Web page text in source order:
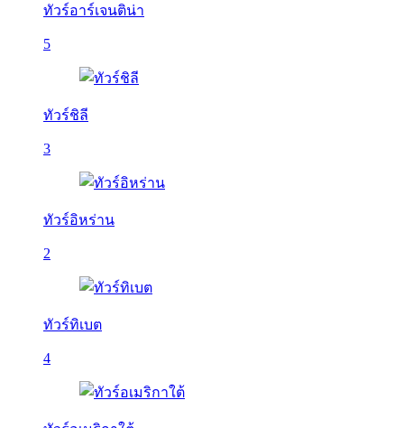
ทัวร์อาร์เจนติน่า
5
ทัวร์ชิลี
3
ทัวร์อิหร่าน
2
ทัวร์ทิเบต
4